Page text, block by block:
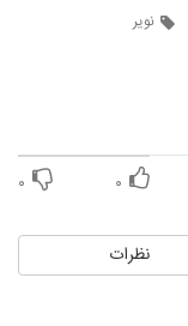
نویر
۰ ۰
نظرات